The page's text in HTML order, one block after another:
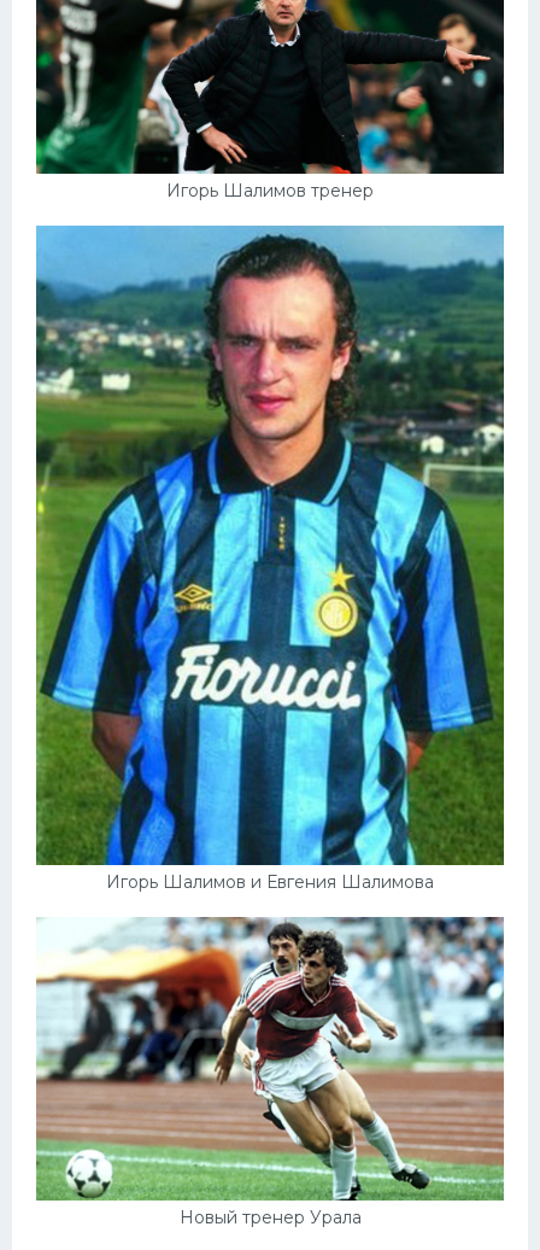
Игорь Шалимов тренер
Игорь Шалимов и Евгения Шалимова
Новый тренер Урала